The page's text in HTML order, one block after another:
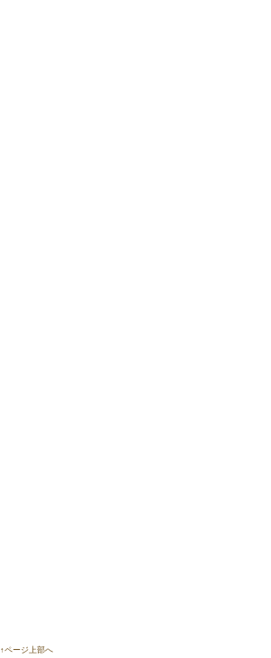
↑ページ上部へ